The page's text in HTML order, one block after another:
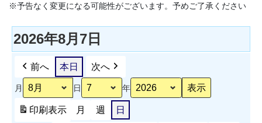
※予告なく変更になる可能性がございます。予めご了承ください
2026年8月7日
前へ 本日 次へ
月 日 年
印刷表示 月 週 日